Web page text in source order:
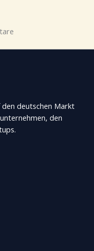
den deutschen Markt
den